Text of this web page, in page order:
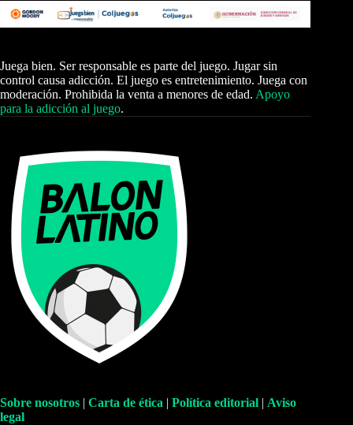
Juega bien. Ser responsable es parte del juego. Jugar sin
control causa adicción. El juego es entretenimiento. Juega con
moderación. Prohibida la venta a menores de edad. Apoyo
para la adicción al juego.
Sobre nosotros | Carta de ética | Política editorial | Aviso
legal